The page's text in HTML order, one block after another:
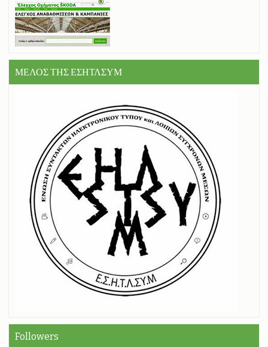
ΜΕΛΟΣ ΤΗΣ ΕΣΗΤΛΣΥΜ
Followers